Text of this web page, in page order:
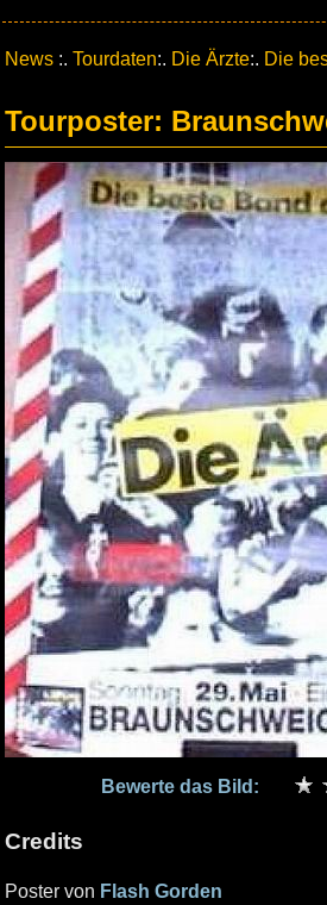
News :. Tourdaten:. Die Ärzte:. Die
Tourposter:
Bewerte das Bild:
Credits
Poster von Flash Gorden